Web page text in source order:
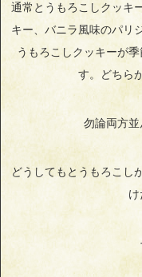
通常とうもろこしクッキ
キー、バニラ風味のパリ
うもろこしクッキーが
す。どちら
勿論両方並
どうしてもとうもろこし
け